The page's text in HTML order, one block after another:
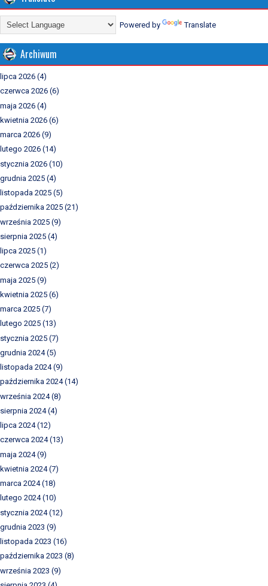
Powered by Translate
Archiwum
lipca 2026 (4)
czerwca 2026 (6)
maja 2026 (4)
kwietnia 2026 (6)
marca 2026 (9)
lutego 2026 (14)
stycznia 2026 (10)
grudnia 2025 (4)
listopada 2025 (5)
października 2025 (21)
września 2025 (9)
sierpnia 2025 (4)
lipca 2025 (1)
czerwca 2025 (2)
maja 2025 (9)
kwietnia 2025 (6)
marca 2025 (7)
lutego 2025 (13)
stycznia 2025 (7)
grudnia 2024(5)
listopada 2024(9)
października 2024(14)
września 2024(8)
sierpnia 2024(4)
lipca 2024(12)
czerwca 2024(13)
maja 2024(9)
kwietnia 2024(7)
marca 2024(18)
lutego 2024(10)
stycznia 2024(12)
grudnia 2023 (9)
listopada 2023 (16)
października 2023 (8)
września 2023 (9)